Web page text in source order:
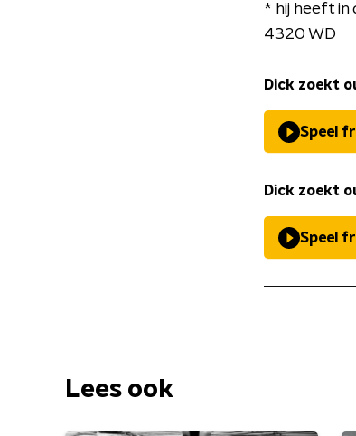
* hij heeft
4320 WD
Dick zoekt
Speel
Dick zoekt
Speel
Lees ook